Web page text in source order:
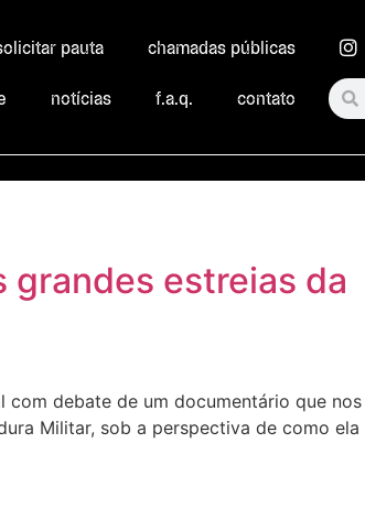
pauta chamadas públicas
notícias f.a.q. contato
grandes estreias da
debate de um documentário que
Militar, sob a perspectiva de como